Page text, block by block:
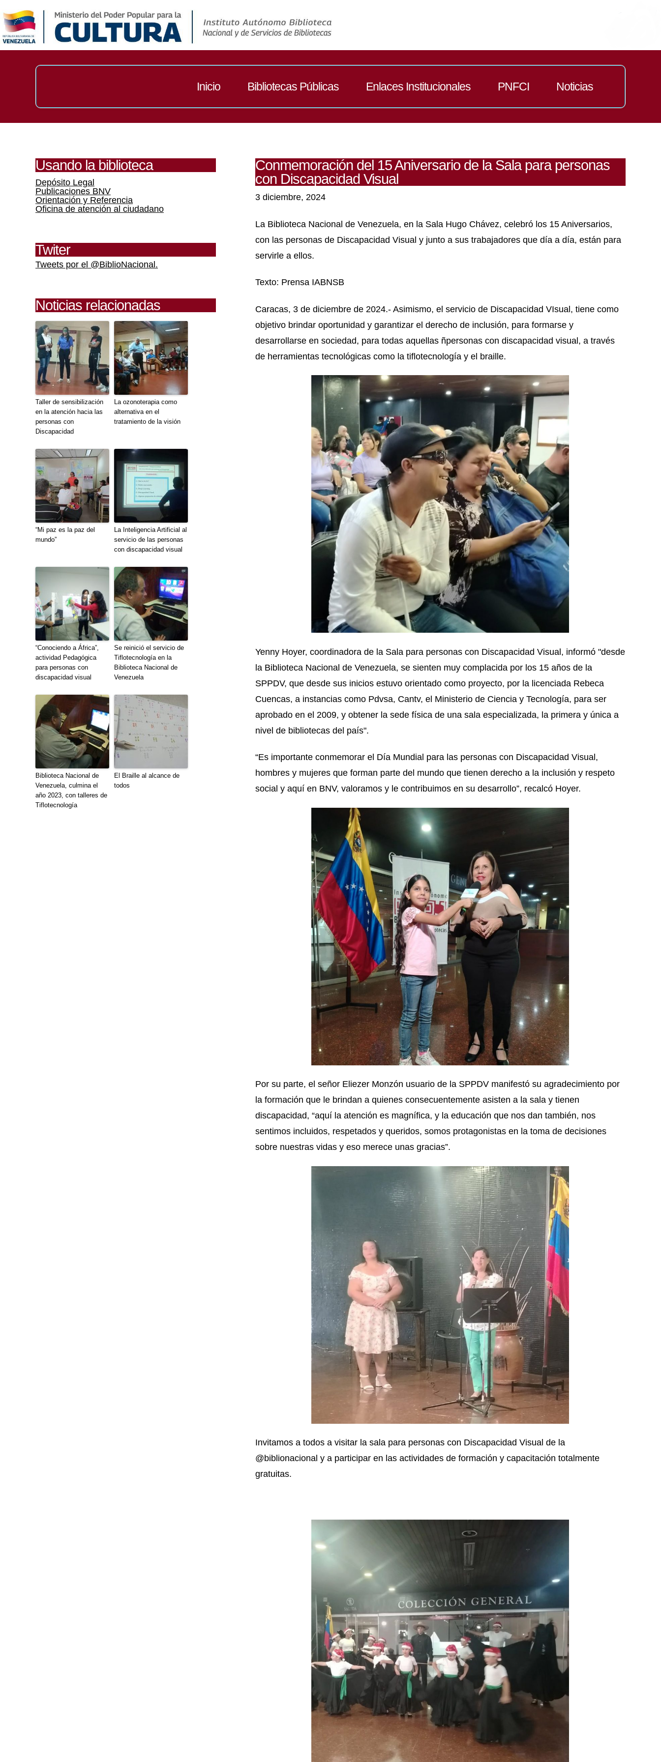
Inicio Bibliotecas Públicas Enlaces Institucionales PNFCI Noticias
Usando la biblioteca
Depósito Legal
Publicaciones BNV
Orientación y Referencia
Oficina de atención al ciudadano
Twiter
Tweets por el @BiblioNacional.
Noticias relacionadas
Taller de sensibilización
en la atención hacia las
personas con
Discapacidad
La ozonoterapia como
alternativa en el
tratamiento de la visión
“Mi paz es la paz del
mundo”
La Inteligencia Artificial al
servicio de las personas
con discapacidad visual
“Conociendo a África”,
actividad Pedagógica
para personas con
discapacidad visual
Se reinició el servicio de
Tiflotecnología en la
Biblioteca Nacional de
Venezuela
Biblioteca Nacional de
Venezuela, culmina el
año 2023, con talleres de
Tiflotecnología
El Braille al alcance de
todos
Conmemoración del 15 Aniversario de la Sala para personas
con Discapacidad Visual
3 diciembre, 2024
La Biblioteca Nacional de Venezuela, en la Sala Hugo Chávez, celebró los 15 Aniversarios,
con las personas de Discapacidad Visual y junto a sus trabajadores que día a día, están para
servirle a ellos.
Texto: Prensa IABNSB
Caracas, 3 de diciembre de 2024.- Asimismo, el servicio de Discapacidad VIsual, tiene como
objetivo brindar oportunidad y garantizar el derecho de inclusión, para formarse y
desarrollarse en sociedad, para todas aquellas ñpersonas con discapacidad visual, a través
de herramientas tecnológicas como la tiflotecnología y el braille.
Yenny Hoyer, coordinadora de la Sala para personas con Discapacidad Visual, informó "desde
la Biblioteca Nacional de Venezuela, se sienten muy complacida por los 15 años de la
SPPDV, que desde sus inicios estuvo orientado como proyecto, por la licenciada Rebeca
Cuencas, a instancias como Pdvsa, Cantv, el Ministerio de Ciencia y Tecnología, para ser
aprobado en el 2009, y obtener la sede física de una sala especializada, la primera y única a
nivel de bibliotecas del país".
“Es importante conmemorar el Día Mundial para las personas con Discapacidad Visual,
hombres y mujeres que forman parte del mundo que tienen derecho a la inclusión y respeto
social y aquí en BNV, valoramos y le contribuimos en su desarrollo”, recalcó Hoyer.
Por su parte, el señor Eliezer Monzón usuario de la SPPDV manifestó su agradecimiento por
la formación que le brindan a quienes consecuentemente asisten a la sala y tienen
discapacidad, “aquí la atención es magnífica, y la educación que nos dan también, nos
sentimos incluidos, respetados y queridos, somos protagonistas en la toma de decisiones
sobre nuestras vidas y eso merece unas gracias”.
Invitamos a todos a visitar la sala para personas con Discapacidad Visual de la
@biblionacional y a participar en las actividades de formación y capacitación totalmente
gratuitas.